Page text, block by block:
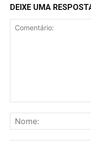
DEIXE UMA